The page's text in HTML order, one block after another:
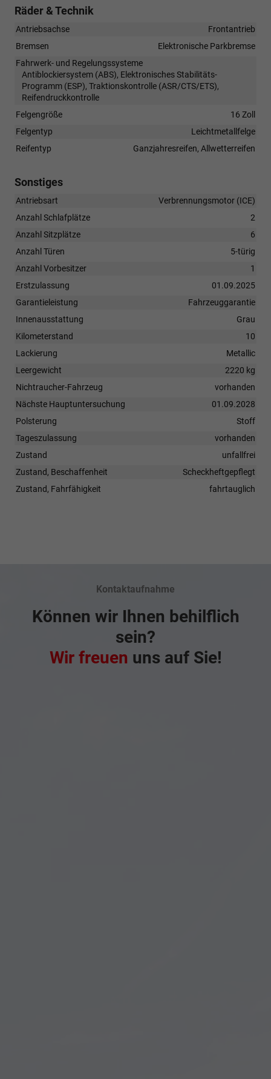
Räder & Technik
Antriebsachse
Frontantrieb
Bremsen
Elektronische Parkbremse
Fahrwerk- und Regelungssysteme
Antiblockiersystem (ABS), Elektronisches Stabilitäts-
Programm (ESP), Traktionskontrolle (ASR/CTS/ETS),
Reifendruckkontrolle
Felgengröße
16 Zoll
Felgentyp
Leichtmetallfelge
Reifentyp
Ganzjahresreifen, Allwetterreifen
Sonstiges
Antriebsart
Verbrennungsmotor (ICE)
Anzahl Schlafplätze
2
Anzahl Sitzplätze
6
Anzahl Türen
5-türig
Anzahl Vorbesitzer
1
Erstzulassung
01.09.2025
Garantieleistung
Fahrzeuggarantie
Innenausstattung
Grau
Kilometerstand
10
Lackierung
Metallic
Leergewicht
2220 kg
Nichtraucher-Fahrzeug
vorhanden
Nächste Hauptuntersuchung
01.09.2028
Polsterung
Stoff
Tageszulassung
vorhanden
Zustand
unfallfrei
Zustand, Beschaffenheit
Scheckheftgepflegt
Zustand, Fahrfähigkeit
fahrtauglich
Kontaktaufnahme
Können wir Ihnen behilflich
sein?
Wir freuen uns auf Sie!